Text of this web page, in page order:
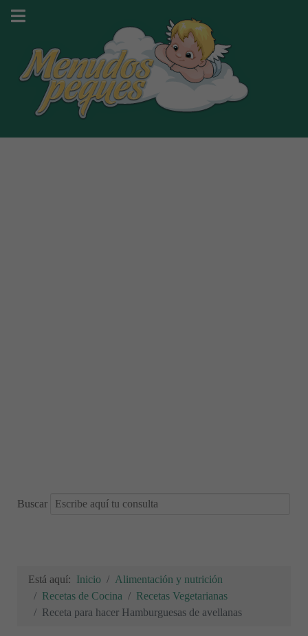
Buscar
Está aquí: Inicio
Alimentación y nutrición
Recetas de Cocina
Recetas Vegetarianas
Receta para hacer Hamburguesas de avellanas